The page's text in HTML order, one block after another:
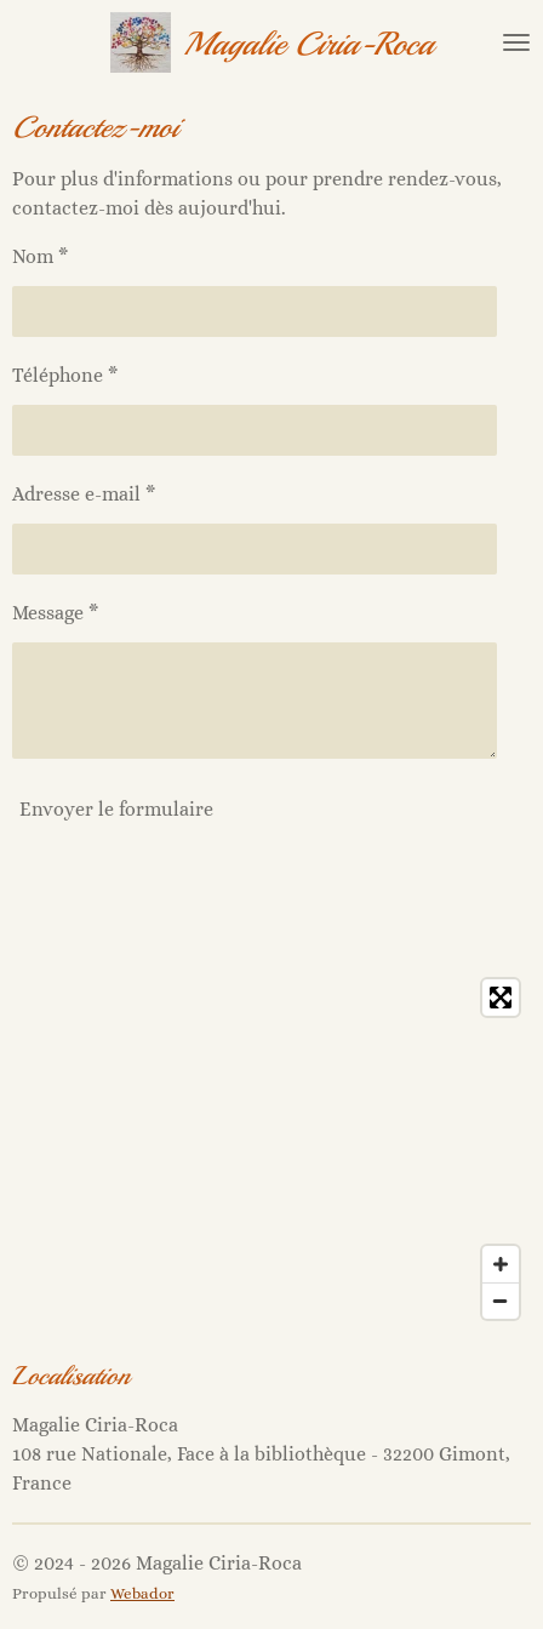
principal
Magalie Ciria-Roca
Contactez-moi
Pour plus d'informations ou pour prendre rendez-vous,
contactez-moi dès aujourd'hui.
Nom *
Téléphone *
Adresse e-mail *
Message *
Envoyer le formulaire
Localisation
Magalie Ciria-Roca
108 rue Nationale, Face à la bibliothèque - 32200 Gimont,
France
© 2024 - 2026 Magalie Ciria-Roca
Propulsé par Webador